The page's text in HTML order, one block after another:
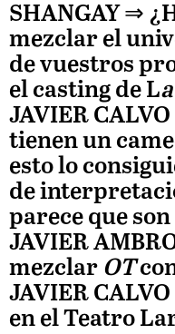
SHANGAY ⇒
mezclar el
de vuestros
el casting de L
JAVIER CALVO
tienen un
esto lo
de
parece que
JAVIER
mezclar OT
JAVIER CALVO
en el Teatro